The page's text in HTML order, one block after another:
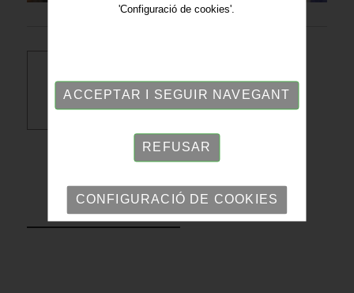
Descarregar PDF
TORNAR
'Configuració de cookies'.
ACCEPTAR I SEGUIR NAVEGANT
REFUSAR
CONFIGURACIÓ DE COOKIES